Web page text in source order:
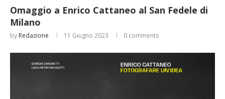
Omaggio a Enrico Cattaneo al San Fedele di
Milano
by Redazione 11 Giugno 2023 0 comments